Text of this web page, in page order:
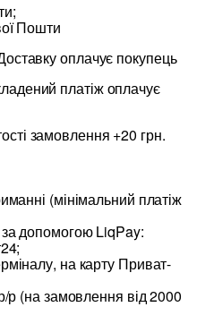
Пошти
оплачує покупець
платіж оплачує
замовлення +20 грн.
(мінімальний платіж
допомогою LiqPay:
на карту Приват-
р (на замовлення від 2000